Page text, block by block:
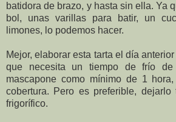
batidora de brazo, y hasta sin ella. Ya
bol, unas varillas para batir, un
limones, lo podemos hacer.
Mejor, elaborar esta tarta el día
que necesita un tiempo de frío
mascapone como mínimo de 1
cobertura. Pero es preferible,
frigorífico.